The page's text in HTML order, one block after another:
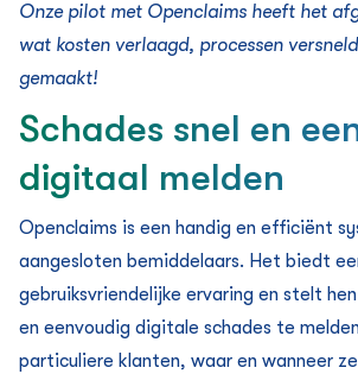
Onze pilot met Openclaims heeft het
wat kosten verlaagd, processen
gemaakt!
Schades snel en
digitaal melden
Openclaims is een handig en efficiënt
aangesloten bemiddelaars. Het biedt
gebruiksvriendelijke ervaring en stelt
en eenvoudig digitale schades te
particuliere klanten, waar en wanneer